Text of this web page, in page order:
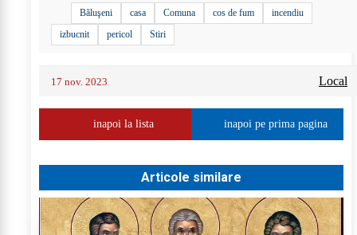
Băluşeni casa Comuna cos de fum
incendiu
izbucnit
pericol Stiri
17 nov. 2023 Local
inapoi la lista inapoi pe prima pagina
Articole similare